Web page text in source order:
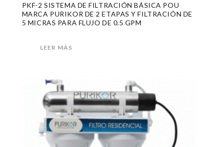
PKF-2 SISTEMA DE FILTRACIÓN BÁSICA POU
MARCA PURIKOR DE 2 ETAPAS Y FILTRACIÓN DE
5 MICRAS PARA FLUJO DE 0.5 GPM
LEER MÁS